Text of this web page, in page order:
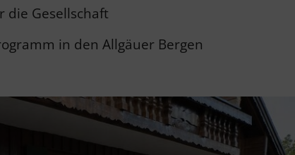
die Gesellschaft
in den Allgäuer Bergen